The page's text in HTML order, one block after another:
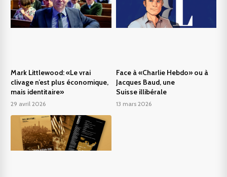
Mark Littlewood: «Le vrai
clivage n’est plus économique,
mais identitaire»
29 avril 2026
Face à «Charlie Hebdo» ou à
Jacques Baud, une
Suisse illibérale
13 mars 2026